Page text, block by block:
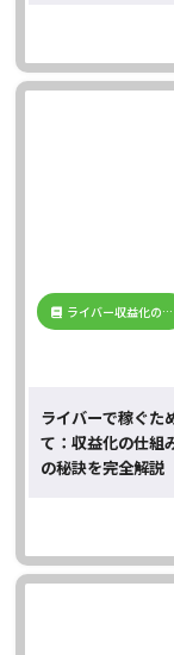
ライバー収益化の…
ライバーで稼ぐた
て：収益化の仕組
の秘訣を完全解説